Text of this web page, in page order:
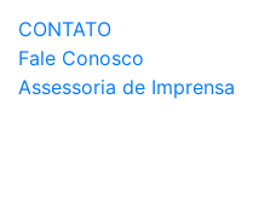
CONTATO
Fale Conosco
Assessoria de Imprensa